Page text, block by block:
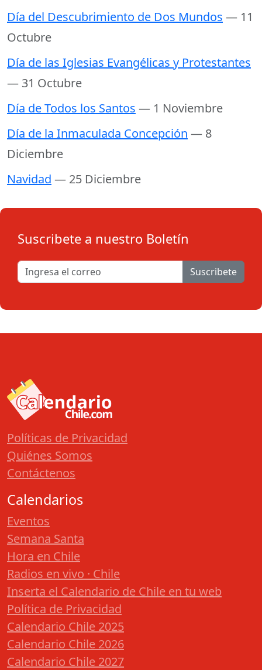
Día del Descubrimiento de Dos Mundos — 11
Octubre
Día de las Iglesias Evangélicas y Protestantes
— 31 Octubre
Día de Todos los Santos — 1 Noviembre
Día de la Inmaculada Concepción — 8
Diciembre
Navidad — 25 Diciembre
Suscribete a nuestro Boletín
Suscribete
Políticas de Privacidad
Quiénes Somos
Contáctenos
Calendarios
Eventos
Semana Santa
Hora en Chile
Radios en vivo · Chile
Inserta el Calendario de Chile en tu web
Política de Privacidad
Calendario Chile 2025
Calendario Chile 2026
Calendario Chile 2027